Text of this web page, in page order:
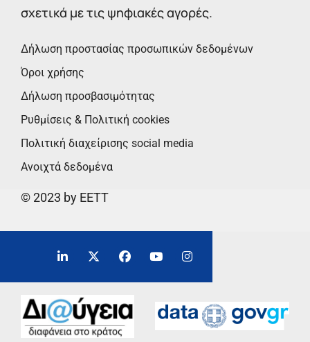
σχετικά με τις ψηφιακές αγορές.
Δήλωση προστασίας προσωπικών δεδομένων
Όροι χρήσης
Δήλωση προσβασιμότητας
Ρυθμίσεις & Πολιτική cookies
Πολιτική διαχείρισης social media
Ανοιχτά δεδομένα
© 2023 by EETT